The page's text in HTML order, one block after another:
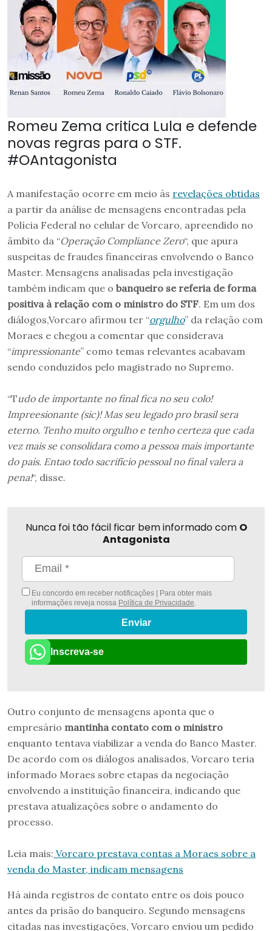
Romeu Zema critica Lula e defende
novas regras para o STF.
#OAntagonista
A manifestação ocorre em meio às revelações obtidas
a partir da análise de mensagens encontradas pela
Polícia Federal no celular de Vorcaro, apreendido no
âmbito da “Operação Compliance Zero“, que apura
suspeitas de fraudes financeiras envolvendo o Banco
Master. Mensagens analisadas pela investigação
também indicam que o banqueiro se referia de forma
positiva à relação com o ministro do STF. Em um dos
diálogos,Vorcaro afirmou ter “orgulho” da relação com
Moraes e chegou a comentar que considerava
“impressionante” como temas relevantes acabavam
sendo conduzidos pelo magistrado no Supremo.
“Tudo de importante no final fica no seu colo!
Impreesionante (sic)! Mas seu legado pro brasil sera
eterno. Tenho muito orgulho e tenho certeza que cada
vez mais se consolidara como a pessoa mais importante
do país. Entao todo sacrifício pessoal no final valera a
pena!“, disse.
Nunca foi tão fácil ficar bem informado com O
Antagonista
Eu concordo em receber notificações | Para obter mais
informações reveja nossa Política de Privacidade
Enviar
Inscreva-se
Outro conjunto de mensagens aponta que o
empresário mantinha contato com o ministro
enquanto tentava viabilizar a venda do Banco Master.
De acordo com os diálogos analisados, Vorcaro teria
informado Moraes sobre etapas da negociação
envolvendo a instituição financeira, indicando que
prestava atualizações sobre o andamento do
processo.
Leia mais: Vorcaro prestava contas a Moraes sobre a
venda do Master, indicam mensagens
Há ainda registros de contato entre os dois pouco
antes da prisão do banqueiro. Segundo mensagens
citadas nas investigações, Vorcaro enviou um pedido